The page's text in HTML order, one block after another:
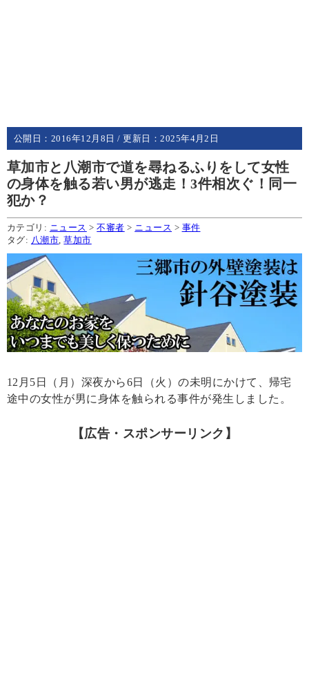
公開日： 2016年12月8日 / 更新日：2025年4月2日
草加市と八潮市で道を尋ねるふりをして女性
の身体を触る若い男が逃走！3件相次ぐ！同一
犯か？
カテゴリ: ニュース >不審者 > ニュース > 事件
タグ: 八潮市,草加市
12月5日（月）深夜から6日（火）の未明にかけて、帰宅
途中の女性が男に身体を触られる事件が発生しました。
【広告・スポンサーリンク】